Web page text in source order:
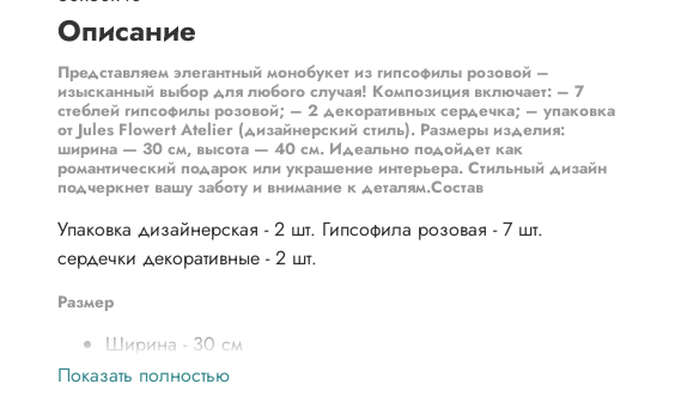
Описание
Представляем элегантный монобукет из гипсофилы розовой –
изысканный выбор для любого случая! Композиция включает: – 7
стеблей гипсофилы розовой; – 2 декоративных сердечка; – упаковка
от Jules Flowert Atelier (дизайнерский стиль). Размеры изделия:
ширина — 30 см, высота — 40 см. Идеально подойдет как
романтический подарок или украшение интерьера. Стильный дизайн
подчеркнет вашу заботу и внимание к деталям.Состав
Упаковка дизайнерская - 2 шт. Гипсофила розовая - 7 шт.
сердечки декоративные - 2 шт.
Размер
Ширина - 30 см
Высота - 40 см
Показать полностью